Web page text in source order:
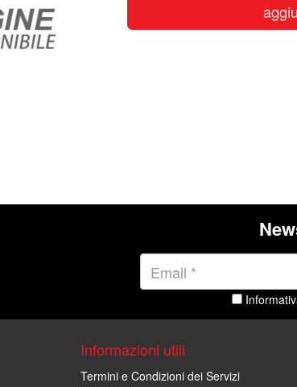
Informazioni utili
Termini e Condizioni dei Servizi